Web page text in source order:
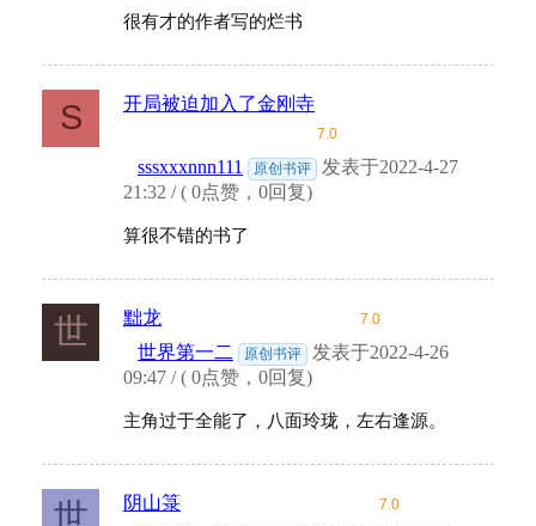
很有才的作者写的烂书
S 开局被迫加入了金刚寺
7.0
sssxxxnnn111 原创书评
发表于2022-4-27
21:32 / ( 0点赞，0回复)
算很不错的书了
世 黜龙 7.0
世界第一二 原创书评
发表于2022-4-26
09:47 / ( 0点赞，0回复)
主角过于全能了，八面玲珑，左右逢源。
世 阴山箓 7.0